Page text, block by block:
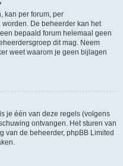
kan per forum, per
De beheerder kan het
bepaald forum helemaal geen
dit mag. Neem
weet waarom je geen bijlagen
je één van deze regels (volgens
ontvangen. Het sturen van
van de beheerder, phpBB Limited